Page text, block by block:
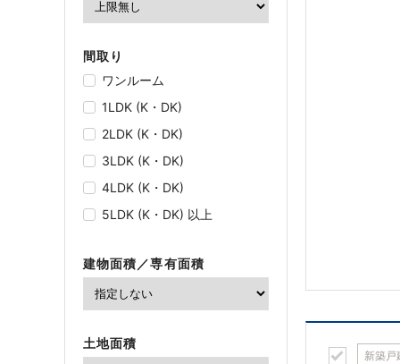
間取り
ワンルーム
1LDK (K・DK)
2LDK (K・DK)
3LDK (K・DK)
4LDK (K・DK)
5LDK (K・DK) 以上
建物面積／専有面積
土地面積
新築戸